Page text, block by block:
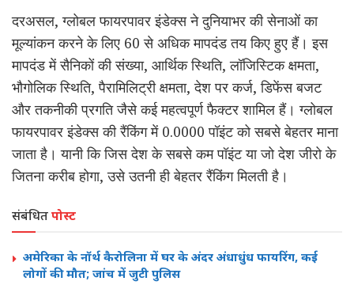
दरअसल, ग्लोबल फायरपावर इंडेक्स ने दुनियाभर की सेनाओं का
मूल्यांकन करने के लिए 60 से अधिक मापदंड तय किए हुए हैं। इस
मापदंड में सैनिकों की संख्या, आर्थिक स्थिति, लॉजिस्टिक क्षमता,
भौगोलिक स्थिति, पैरामिलिट्री क्षमता, देश पर कर्ज, डिफेंस बजट
और तकनीकी प्रगति जैसे कई महत्वपूर्ण फैक्टर शामिल हैं। ग्लोबल
फायरपावर इंडेक्स की रैंकिंग में 0.0000 पॉइंट को सबसे बेहतर माना
जाता है। यानी कि जिस देश के सबसे कम पॉइंट या जो देश जीरो के
जितना करीब होगा, उसे उतनी ही बेहतर रैंकिंग मिलती है।
संबंधितपोस्ट
अमेरिका के नॉर्थ कैरोलिना में घर के अंदर अंधाधुंध फायरिंग, कई
लोगों की मौत; जांच में जुटी पुलिस